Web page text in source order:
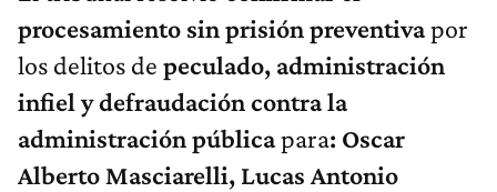
procesamiento sin prisión preventivapor
los delitos de peculado, administración
infiel y defraudación contra la
administración públicapara: Oscar
Alberto Masciarelli, Lucas Antonio